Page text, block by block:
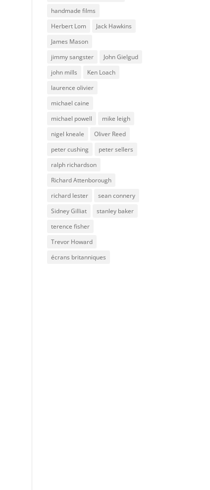
handmade films
Herbert Lom
Jack Hawkins
James Mason
jimmy sangster
John Gielgud
john mills
Ken Loach
laurence olivier
michael caine
michael powell
mike leigh
nigel kneale
Oliver Reed
peter cushing
peter sellers
ralph richardson
Richard Attenborough
richard lester
sean connery
Sidney Gilliat
stanley baker
terence fisher
Trevor Howard
écrans britanniques